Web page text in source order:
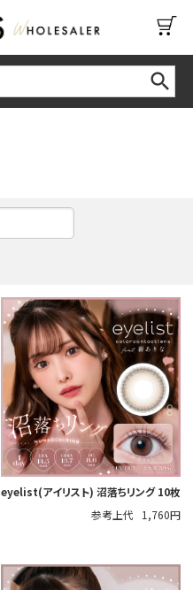
eyelist(アイリスト) 沼落ちリング 10枚
参考上代
1,760円